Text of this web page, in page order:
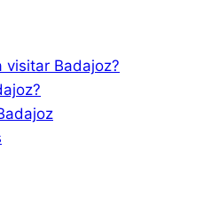
visitar Badajoz?